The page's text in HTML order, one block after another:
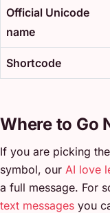
Official Unicode
name
Shortcode
Where to Go
If you are picking
symbol, our AI love
a full message. For
text messages you